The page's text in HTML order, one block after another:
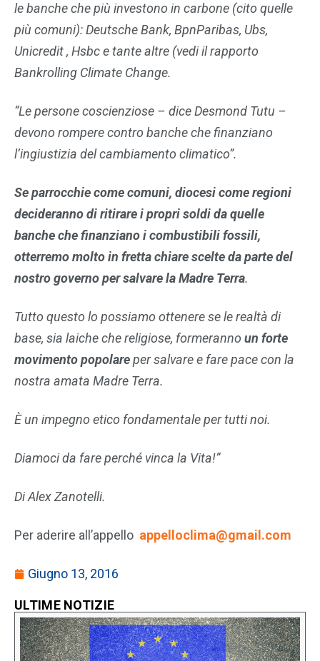
le banche che più investono in carbone (cito quelle
più comuni): Deutsche Bank, BpnParibas, Ubs,
Unicredit , Hsbc e tante altre (vedi il rapporto
Bankrolling Climate Change.
“Le persone coscienziose – dice Desmond Tutu –
devono rompere contro banche che finanziano
l’ingiustizia del cambiamento climatico”.
Se parrocchie come comuni, diocesi come regioni
decideranno di ritirare i propri soldi da quelle
banche che finanziano i combustibili fossili,
otterremo molto in fretta chiare scelte da parte del
nostro governo per salvare la Madre Terra.
Tutto questo lo possiamo ottenere se le realtà di
base, sia laiche che religiose, formeranno un forte
movimento popolareper salvare e fare pace con la
nostra amata Madre Terra.
È un impegno etico fondamentale per tutti noi.
Diamoci da fare perché vinca la Vita!”
Di Alex Zanotelli.
Per aderire all’appello appelloclima@gmail.com
Giugno 13, 2016
ULTIME NOTIZIE